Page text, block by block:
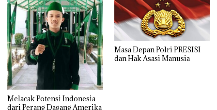
Melacak Potensi Indonesia
dari Perang Dagang Amerika
Masa Depan Polri PRESISI
dan Hak Asasi Manusia